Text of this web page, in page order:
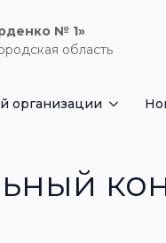
№ 1»
область
организации